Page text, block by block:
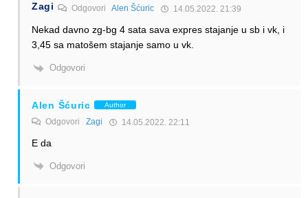
Zagi Odgovori Alen Šćuric 14.05.2022. 21:39
Nekad davno zg-bg 4 sata sava expres stajanje u sb i vk, i
3,45 sa matošem stajanje samo u vk.
Odgovori
Alen Šćuric Author
Odgovori Zagi 14.05.2022. 22:11
E da
Odgovori